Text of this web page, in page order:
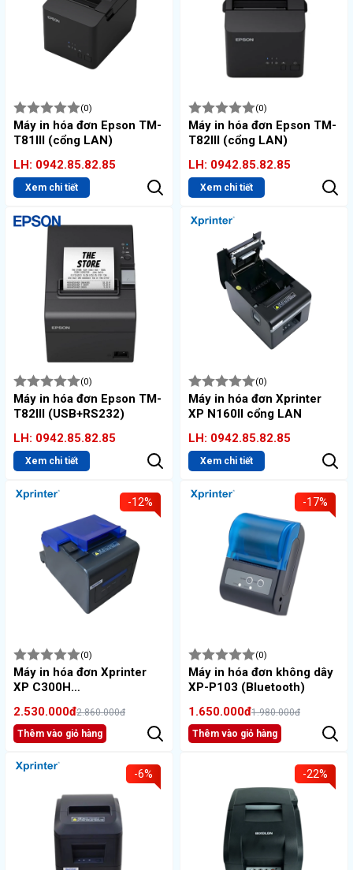
(0)
Máy in hóa đơn Epson TM-
T81III (cổng LAN)
LH: 0942.85.82.85
Xem chi tiết
(0)
Máy in hóa đơn Epson TM-
T82III (cổng LAN)
LH: 0942.85.82.85
Xem chi tiết
(0)
Máy in hóa đơn Epson TM-
T82III (USB+RS232)
LH: 0942.85.82.85
Xem chi tiết
(0)
Máy in hóa đơn Xprinter
XP N160II cổng LAN
LH: 0942.85.82.85
Xem chi tiết
-12%
(0)
Máy in hóa đơn Xprinter
XP C300H
2.530.000đ2.860.000đ
Thêm vào giỏ hàng
-17%
(0)
Máy in hóa đơn không dây
XP-P103 (Bluetooth)
1.650.000đ1.980.000đ
Thêm vào giỏ hàng
-6% -22%